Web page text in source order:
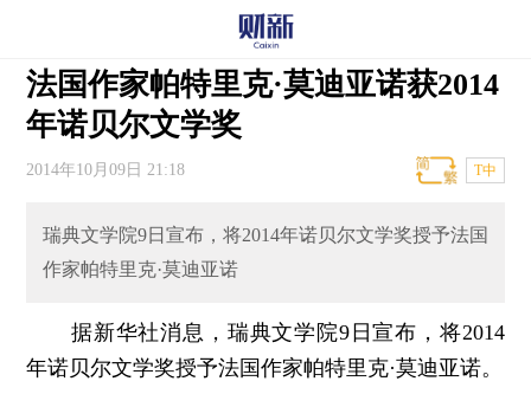
法国作家帕特里克·莫迪亚诺获2014
年诺贝尔文学奖
2014年10月09日 21:18 T中
瑞典文学院9日宣布，将2014年诺贝尔文学奖授予法国
作家帕特里克·莫迪亚诺
据新华社消息，瑞典文学院9日宣布，将2014
年诺贝尔文学奖授予法国作家帕特里克·莫迪亚诺。